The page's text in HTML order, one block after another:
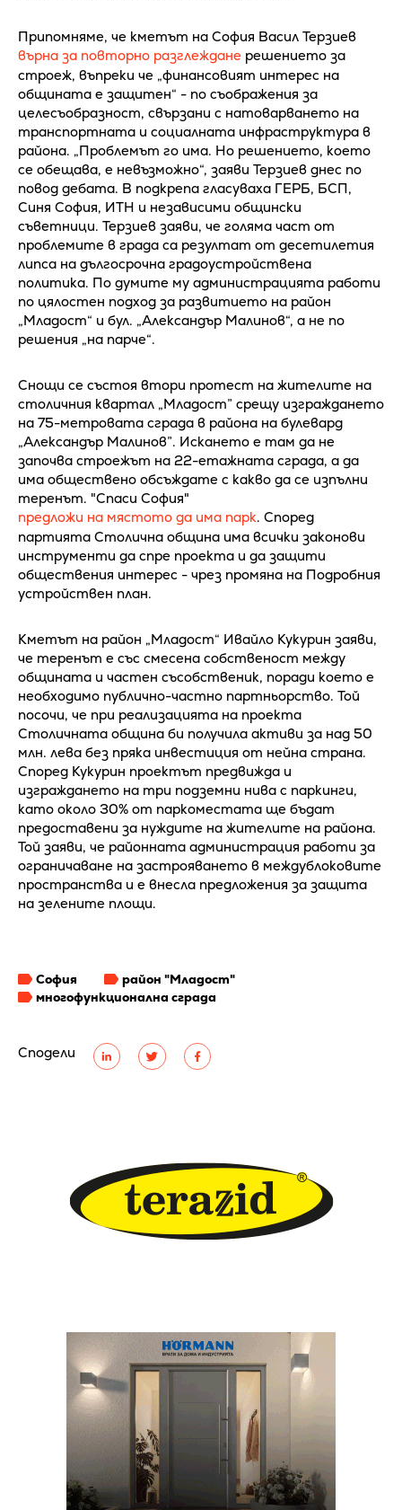
Сподели
Припомняме, че кметът на София Васил Терзиев
върна за повторно разглеждане решението за
строеж, въпреки че „финансовият интерес на
общината е защитен“ - по съображения за
целесъобразност, свързани с натоварването на
транспортната и социалната инфраструктура в
района. „Проблемът го има. Но решението, което
се обещава, е невъзможно“, заяви Терзиев днес по
повод дебата. В подкрепа гласуваха ГЕРБ, БСП,
Синя София, ИТН и независими общински
съветници. Терзиев заяви, че голяма част от
проблемите в града са резултат от десетилетия
липса на дългосрочна градоустройствена
политика. По думите му администрацията работи
по цялостен подход за развитието на район
„Младост“ и бул. „Александър Малинов“, а не по
решения „на парче“.
Снощи се състоя втори протест на жителите на
столичния квартал „Младост” срещу изграждането
на 75-метровата сграда в района на булевард
„Александър Малинов”. Искането е там да не
започва строежът на 22-етажната сграда, а да
има обществено обсъждате с какво да се изпълни
теренът. "Спаси София"
предложи на мястото да има парк. Според
партията Столична община има всички законови
инструменти да спре проекта и да защити
обществения интерес - чрез промяна на Подробния
устройствен план.
Кметът на район „Младост“ Ивайло Кукурин заяви,
че теренът е със смесена собственост между
общината и частен съсобственик, поради което е
необходимо публично-частно партньорство. Той
посочи, че при реализацията на проекта
Столичната община би получила активи за над 50
млн. лева без пряка инвестиция от нейна страна.
Според Кукурин проектът предвижда и
изграждането на три подземни нива с паркинги,
като около 30% от паркоместата ще бъдат
предоставени за нуждите на жителите на района.
Той заяви, че районната администрация работи за
ограничаване на застрояването в междублоковите
пространства и е внесла предложения за защита
на зелените площи.
София
район "Младост"
многофункционална сграда